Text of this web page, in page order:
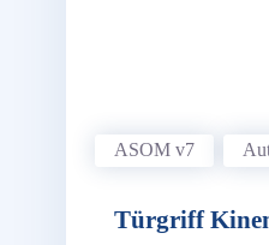
ASOM v7
Türgriff